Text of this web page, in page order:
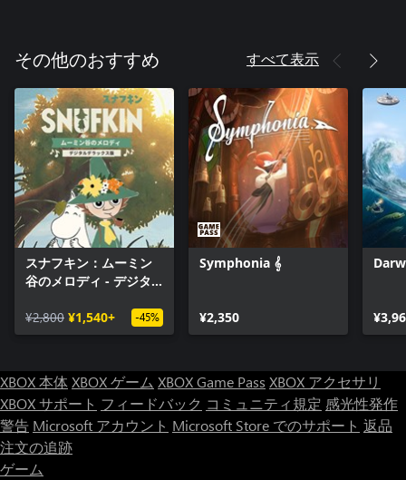
その他のおすすめ すべて表示
スナフキン：ムーミン
谷のメロディ - デジタ
¥2,800 ¥1,540+ -45%
Symphonia 𝄞
¥2,350
XBOX 本体XBOX ゲーム XBOX Game Pass XBOX アクセサリ
XBOX サポート フィードバック コミュニティ規定 感光性発作
警告 Microsoft アカウント Microsoft Store でのサポート 返品
注文の追跡
ゲーム